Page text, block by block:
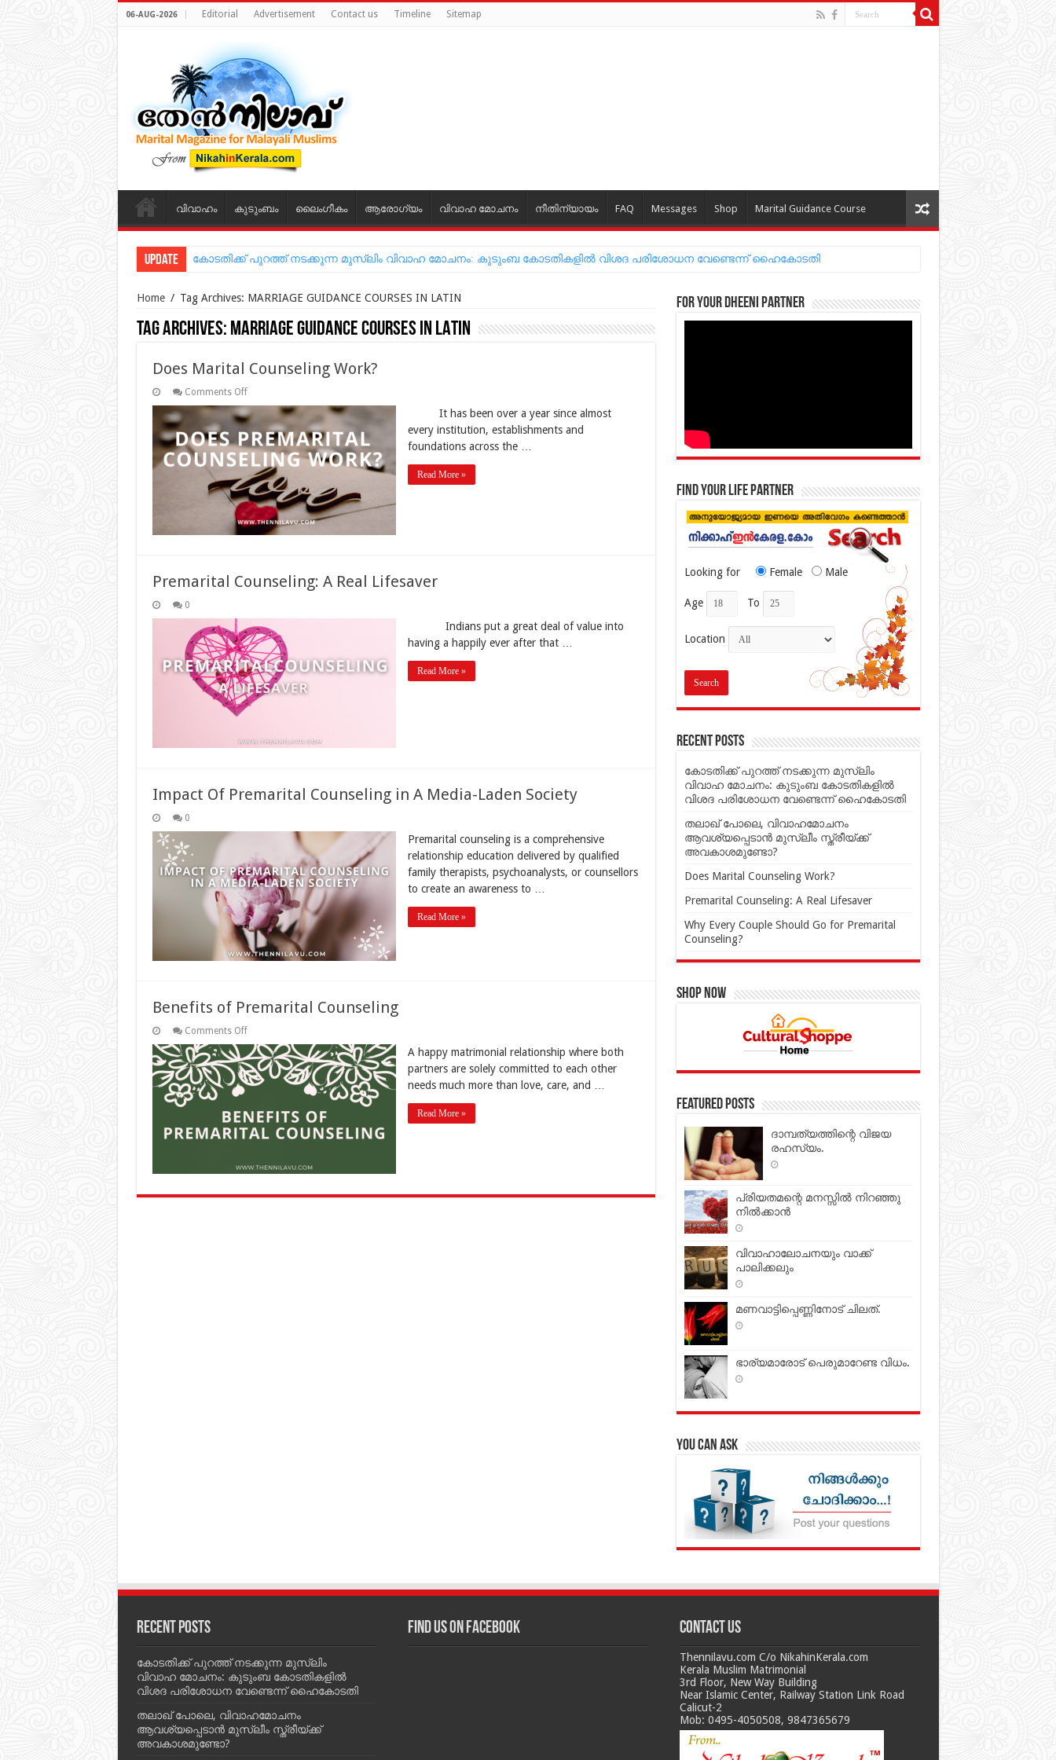
06-AUG-2026 Editorial Advertisement Contact us Timeline Sitemap
വിവാഹം കുടുംബം ലൈംഗീകം ആരോഗ്യം വിവാഹ മോചനം നീതിന്യായം FAQ Messages Shop Marital Guidance Course
Update കോടതിക്ക് പുറത്ത് നടക്കുന്ന മുസ്‌ലിം വിവാഹ മോചനം: കുടുംബ കോടതികളില്‍ വിശദ പരിശോധന വേണ്ടെന്ന് ഹൈകോടതി
Home / Tag Archives: MARRIAGE GUIDANCE COURSES IN LATIN
Tag Archives: MARRIAGE GUIDANCE COURSES IN LATIN
Does Marital Counseling Work?
Comments Offon
Marital
Counseling
Work?
It has been over a year since almost
every institution, establishments and
foundations across the …
Read More »
Premarital Counseling: A Real Lifesaver
0
Indians put a great deal of value into
having a happily ever after that …
Read More »
Impact Of Premarital Counseling in A Media-Laden Society
0
Premarital counseling is a comprehensive
relationship education delivered by qualified
family therapists, psychoanalysts, or counsellors
to create an awareness to …
Read More »
Benefits of Premarital Counseling
Comments Offon
of
Premarital
Counseling
A happy matrimonial relationship where both
partners are solely committed to each other
needs much more than love, care, and …
Read More »
For your Dheeni Partner
Find your life partner
Looking for Female Male
Age To
Location
Recent Posts
കോടതിക്ക് പുറത്ത് നടക്കുന്ന മുസ്‌ലിം
വിവാഹ മോചനം: കുടുംബ കോടതികളില്‍
വിശദ പരിശോധന വേണ്ടെന്ന് ഹൈകോടതി
തലാഖ് പോലെ, വിവാഹമോചനം
ആവശ്യപ്പെടാൻ മുസ്ലീം സ്ത്രീയ്ക്ക്
അവകാശമുണ്ടോ?
Does Marital Counseling Work?
Premarital Counseling: A Real Lifesaver
Why Every Couple Should Go for Premarital
Counseling?
Shop Now
Featured Posts
ദാമ്പത്യത്തിന്റെ വിജയ
രഹസ്യം.
പ്രിയതമന്റെ മനസ്സില്‍ നിറഞ്ഞു
നില്‍ക്കാന്‍
വിവാഹാലോചനയും വാക്ക്
പാലിക്കലും
മണവാട്ടിപ്പെണ്ണിനോട് ചിലത്.
ഭാര്യമാരോട് പെരുമാറേണ്ട വിധം.
You can Ask
Recent Posts
കോടതിക്ക് പുറത്ത് നടക്കുന്ന മുസ്‌ലിം
വിവാഹ മോചനം: കുടുംബ കോടതികളില്‍
വിശദ പരിശോധന വേണ്ടെന്ന് ഹൈകോടതി
തലാഖ് പോലെ, വിവാഹമോചനം
ആവശ്യപ്പെടാൻ മുസ്ലീം സ്ത്രീയ്ക്ക്
അവകാശമുണ്ടോ?
Find us on Facebook Contact us
Thennilavu.com C/o NikahinKerala.com
Kerala Muslim Matrimonial
3rd Floor, New Way Building
Near Islamic Center, Railway Station Link Road
Calicut-2
Mob: 0495-4050508, 9847365679